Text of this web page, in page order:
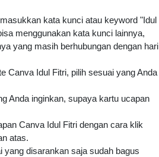
kata kunci atau keyword "Idul
menggunakan kata kunci lainnya,
yang masih berhubungan dengan hari
Canva Idul Fitri, pilih sesuai yang Anda
Anda inginkan, supaya kartu ucapan
Canva Idul Fitri dengan cara klik
atas.
yang disarankan saja sudah bagus